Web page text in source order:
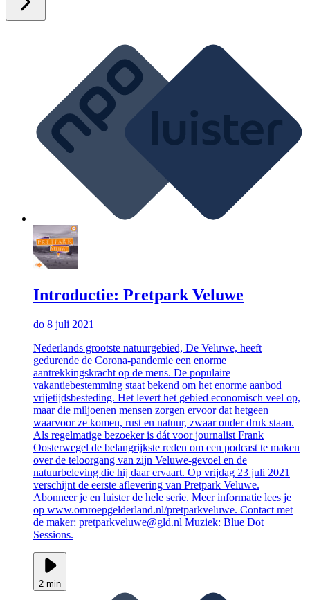
Introductie: Pretpark Veluwe
do 8 juli 2021
Nederlands grootste natuurgebied, De Veluwe, heeft
gedurende de Corona-pandemie een enorme
aantrekkingskracht op de mens. De populaire
vakantiebestemming staat bekend om het enorme aanbod
vrijetijdsbesteding. Het levert het gebied economisch veel op,
maar die miljoenen mensen zorgen ervoor dat hetgeen
waarvoor ze komen, rust en natuur, zwaar onder druk staan.
Als regelmatige bezoeker is dát voor journalist Frank
Oosterwegel de belangrijkste reden om een podcast te maken
over de teloorgang van zijn Veluwe-gevoel en de
natuurbeleving die hij daar ervaart. Op vrijdag 23 juli 2021
verschijnt de eerste aflevering van Pretpark Veluwe.
Abonneer je en luister de hele serie. Meer informatie lees je
op www.omroepgelderland.nl/pretparkveluwe. Contact met
de maker: pretparkveluwe@gld.nl Muziek: Blue Dot
Sessions.
2 min